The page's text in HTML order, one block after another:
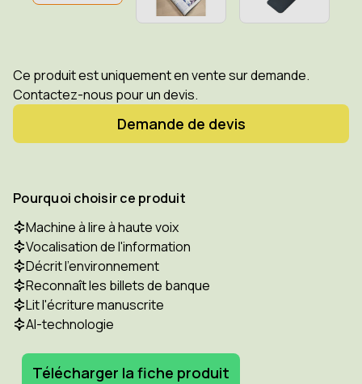
Ce produit est uniquement en vente sur demande.
Contactez-nous pour un devis.
Demande de devis
Pourquoi choisir ce produit
Machine à lire à haute voix
Vocalisation de l'information
Décrit l'environnement
Reconnaît les billets de banque
Lit l'écriture manuscrite
AI-technologie
Télécharger la fiche produit